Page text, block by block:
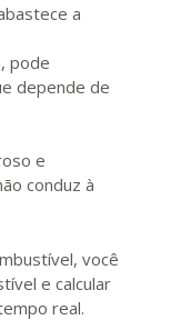
a
pode
depende de
e
conduz à
você
e calcular
real.